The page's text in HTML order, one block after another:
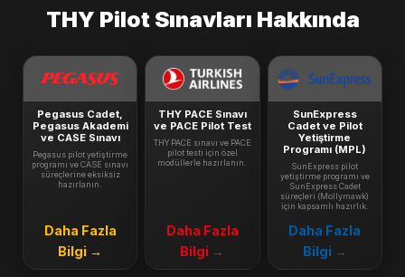
THY Pilot Sınavları Hakkında
Pegasus Cadet,
Pegasus Akademi
ve CASE Sınavı
Pegasus pilot yetiştirme
programı ve CASE sınavı
süreçlerine eksiksiz
hazırlanın.
Daha Fazla
Bilgi →
THY PACE Sınavı
ve PACE Pilot Test
THY PACE sınavı ve PACE
pilot testi için özel
modüllerle hazırlanın.
Daha Fazla
Bilgi →
SunExpress
Cadet ve Pilot
Yetiştirme
Programı (MPL)
SunExpress pilot
yetiştirme programı ve
SunExpress Cadet
süreçleri (Mollymawk)
için kapsamlı hazırlık.
Daha Fazla
Bilgi →